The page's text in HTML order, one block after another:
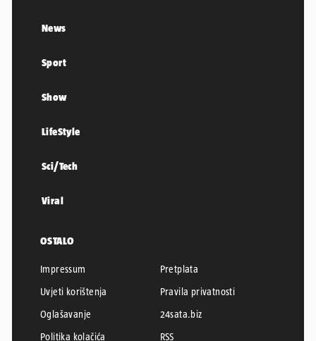
News
Sport
Show
LifeStyle
Sci/Tech
Viral
OSTALO
Impressum
Pretplata
Uvjeti korištenja
Pravila privatnosti
Oglašavanje
24sata.biz
Politika kolačića
RSS